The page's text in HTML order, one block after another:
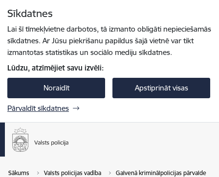
Sīkdatnes
Lai šī tīmekļvietne darbotos, tā izmanto obligāti nepieciešamās
sīkdatnes. Ar Jūsu piekrišanu papildus šajā vietnē var tikt
izmantotas statistikas un sociālo mediju sīkdatnes.
Lūdzu, atzīmējiet savu izvēli:
Noraidīt Apstiprināt visas
Pārvaldīt sīkdatnes
Sākums Valsts policijas vadība Galvenā kriminālpolicijas pārvalde